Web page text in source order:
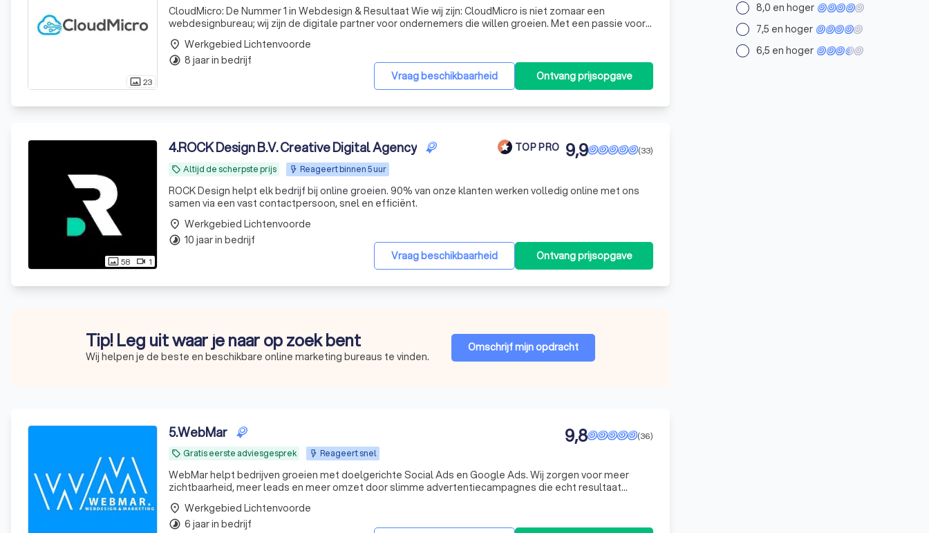
photo_size_select_actual23
CloudMicro: De Nummer 1 in Webdesign & Resultaat Wie wij zijn: CloudMicro is niet zomaar een
webdesignbureau; wij zijn de digitale partner voor ondernemers die willen groeien. Met een passie voor
design en een scherp oog voor conversie creëren wij professionele websites en webshops die doen
waar ze
Vraag beschikbaarheid
Ontvang prijsopgave
place Werkgebied Lichtenvoorde
timelapse 8 jaar in bedrijf
photo_size_select_actual58 videocam 1
4.ROCK Design B.V. Creative Digital Agency TOP PRO
local_offer Altijd de scherpste prijs Reageert binnen 5 uur
(33)
9,9
ROCK Design helpt elk bedrijf bij online groeien. 90% van onze klanten werken volledig online met ons
samen via een vast contactpersoon, snel en efficiënt.
Vraag beschikbaarheid Ontvang prijsopgave
place Werkgebied Lichtenvoorde
timelapse 10 jaar in bedrijf
Tip! Leg uit waar je naar op zoek bent
Wij helpen je de beste en beschikbare online marketing bureaus te vinden.
Omschrijf mijn opdracht
5.WebMar
local_offer Gratis eerste adviesgesprek Reageert snel
(36)
9,8
WebMar helpt bedrijven groeien met doelgerichte Social Ads en Google Ads. Wij zorgen voor meer
zichtbaarheid, meer leads en meer omzet door slimme advertentiecampagnes die echt resultaat
opleveren.
place Werkgebied Lichtenvoorde
timelapse 6 jaar in bedrijf
8,0 en hoger
7,5 en hoger
6,5 en hoger